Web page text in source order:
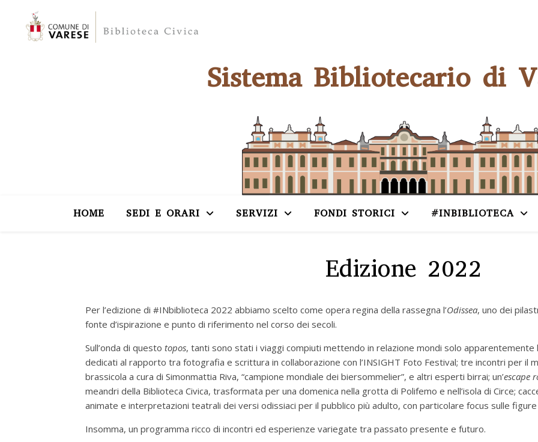
Sistema Bibliotecario di
HOME SEDI E ORARI SERVIZI FONDI STORICI #INBIBLIOTECA
Edizione 2022
Per l’edizione di #INbiblioteca 2022 abbiamo scelto come opera regina della rassegna l’Odissea, uno dei
fonte d’ispirazione e punto di riferimento nel corso dei secoli.
Sull’onda di questo topos, tanti sono stati i viaggi compiuti mettendo in relazione mondi solo
dedicati al rapporto tra fotografia e scrittura in collaborazione con l’INSIGHT Foto Festival; tre incontri per il
brassicola a cura di Simonmattia Riva, “campione mondiale dei biersommelier”, e altri esperti birrai; un’escape
meandri della Biblioteca Civica, trasformata per una domenica nella grotta di Polifemo e nell’isola di Circe;
animate e interpretazioni teatrali dei versi odissiaci per il pubblico più adulto, con particolare focus sulle
Insomma, un programma ricco di incontri ed esperienze variegate tra passato presente e futuro.